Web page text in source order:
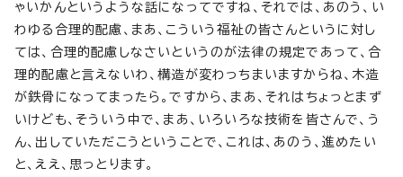
ゃいかんというような話になってですね、それでは、あのう、い
わゆる合理的配慮、まあ、こういう福祉の皆さんというに対し
ては、合理的配慮しなさいというのが法律の規定であって、合
理的配慮と言えないわ、構造が変わっちまいますからね、木造
が鉄骨になってまったら。ですから、まあ、それはちょっとまず
いけども、そういう中で、まあ、いろいろな技術を皆さんで、う
ん、出していただこうということで、これは、あのう、進めたい
と、ええ、思っとります。